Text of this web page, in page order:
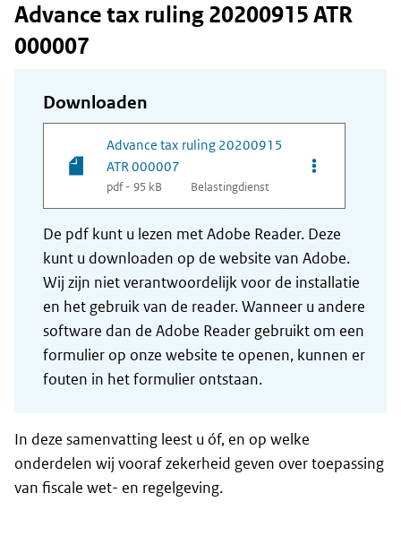
Advance tax ruling 20200915 ATR
000007
Downloaden
Advance tax ruling 20200915
ATR 000007
pdf - 95 kB Belastingdienst
Opties van
De pdf kunt u lezen met Adobe Reader. Deze
kunt u downloaden op de website van Adobe.
Wij zijn niet verantwoordelijk voor de installatie
en het gebruik van de reader. Wanneer u andere
software dan de Adobe Reader gebruikt om een
formulier op onze website te openen, kunnen er
fouten in het formulier ontstaan.
In deze samenvatting leest u óf, en op welke
onderdelen wij vooraf zekerheid geven over toepassing
van fiscale wet- en regelgeving.